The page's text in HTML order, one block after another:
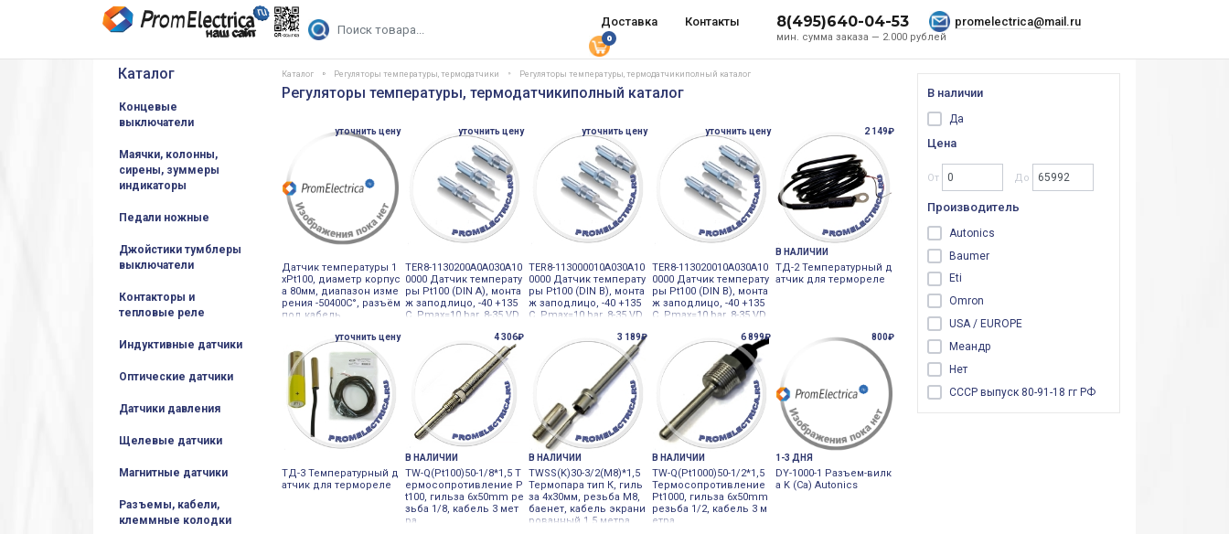
Доставка Контакты
мин. сумма заказа — 2.000 рублей
8(495)640-04-53 promelectrica@mail.ru
0
Каталог
Концевые
выключатели
Маячки, колонны,
сирены, зуммеры
индикаторы
Педали ножные
Джойстики тумблеры
выключатели
Контакторы и
тепловые реле
Индуктивные датчики
Оптические датчики
Датчики давления
Щелевые датчики
Магнитные датчики
Разъемы, кабели,
клеммные колодки
Каталог Регуляторы температуры, термодатчики Регуляторы температуры, термодатчикиполный каталог
Регуляторы температуры, термодатчикиполный каталог
уточнить цену
Датчик температуры 1
хPt100, диаметр корпус
а 80мм, диапазон изме
рения -50400С°, разъём
под кабель
уточнить цену
TER8-1130200A0A030A10
0000 Датчик температу
ры Pt100 (DIN A), монта
ж заподлицо, -40 +135
С, Pmax=10 bar, 8-35 VD
уточнить цену
TER8-113000010A030A10
0000 Датчик температу
ры Pt100 (DIN B), монта
ж заподлицо, -40 +135
С, Pmax=10 bar, 8-35 VD
уточнить цену
TER8-113020010A030A10
0000 Датчик температу
ры Pt100 (DIN B), монта
ж заподлицо, -40 +135
С, Pmax=10 bar, 8-35 VD
2 149₽
В НАЛИЧИИ
ТД-2 Температурный д
атчик для термореле
уточнить цену
ТД-3 Температурный д
атчик для термореле
4 306₽
В НАЛИЧИИ
TW-Q(Pt100)50-1/8*1,5 Т
ермосопротивление P
t100, гильза 6x50mm ре
зьба 1/8, кабель 3 мет
ра
3 189₽
В НАЛИЧИИ
TWSS(K)30-3/2(M8)*1,5
Термопара тип К, гиль
за 4х30мм, резьба М8,
баенет, кабель экрани
рованный 1,5 метра
6 899₽
В НАЛИЧИИ
TW-Q(Pt1000)50-1/2*1,5
Термосопротивление
Pt1000, гильза 6x50mm
резьба 1/2, кабель 3 м
етра
800₽
1-3 ДНЯ
DY-1000-1 Разъем-вилк
а K (Ca) Autonics
В наличии
Да
Цена
От До
Производитель
Autonics
Baumer
Eti
Omron
USA / EUROPE
Меандр
Нет
СССР выпуск 80-91-18 гг РФ